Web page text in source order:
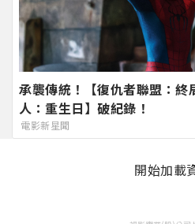
承襲傳統！【復仇者聯盟：終
人：重生日】破紀錄！
電影新星聞
開始加載